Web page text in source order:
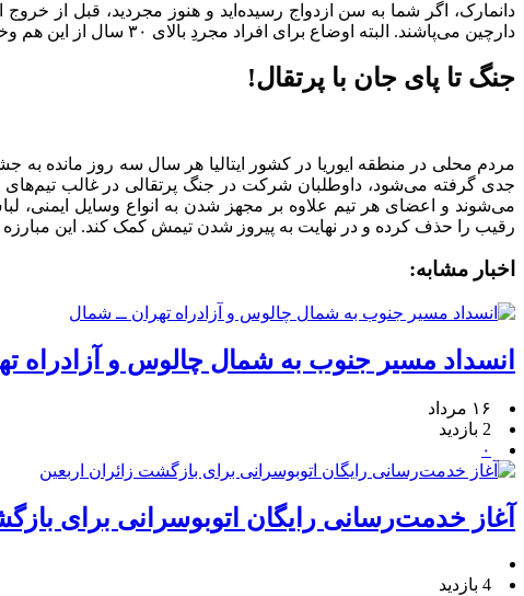
دارچین می‌پاشند. البته اوضاع برای افراد مجردِ بالای ۳۰ سال از این هم وخیم‌تر می‌شود و به صورت و لباسِ این افراد فلفلِ سیاه پاشیده می‌شود.
جنگ تا پای جان با پرتقال!
مردم محلی در منطقه ایوریا در کشور ایتالیا هر سال سه روز مانده
می‌شوند و اعضای هر تیم علاوه بر مجهز شدن به انواع وسایل ایمنی،
رقیب را حذف کرده و در نهایت به پیروز شدن تیمش کمک کند. این
اخبار مشابه:
انسداد مسیر جنوب به شمال چالوس و آزادراه
۱۶ مرداد
2 بازدید
۰
آغاز خدمت‌رسانی رایگان اتوبوسرانی برای
4 بازدید